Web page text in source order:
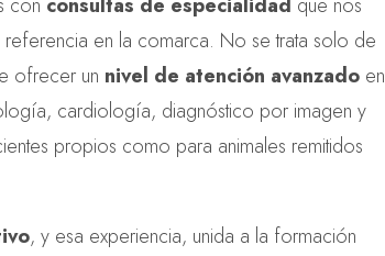
con consultas de especialidad que nos
en la comarca. No se trata solo de
ofrecer un nivel de atención avanzadoen
cardiología, diagnóstico por imagen y
propios como para animales remitidos
, y esa experiencia, unida a la formación